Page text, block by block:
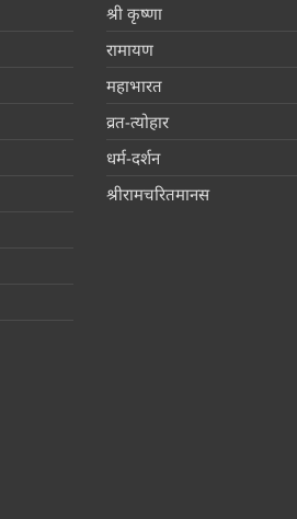
श्री कृष्णा
रामायण
महाभारत
व्रत-त्योहार
धर्म-दर्शन
श्रीरामचरितमानस